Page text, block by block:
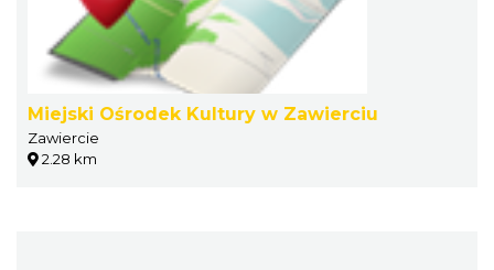
Miejski Ośrodek Kultury w Zawierciu
Zawiercie
2.28 km